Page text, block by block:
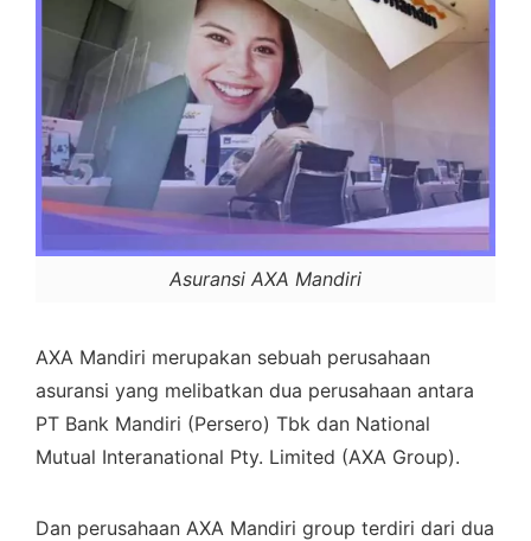
Asuransi AXA Mandiri
AXA Mandiri merupakan sebuah perusahaan
asuransi yang melibatkan dua perusahaan antara
PT Bank Mandiri (Persero) Tbk dan National
Mutual Interanational Pty. Limited (AXA Group).
Dan perusahaan AXA Mandiri group terdiri dari dua